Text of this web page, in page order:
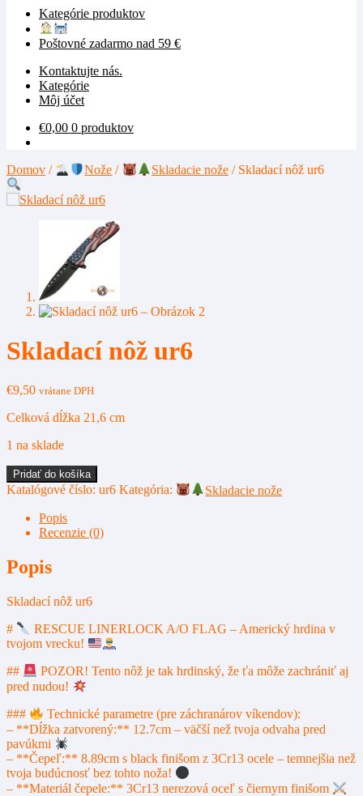
Kategórie produktov
Poštovné zadarmo nad 59 €
Kontaktujte nás.
Kategórie
Môj účet
€0,00 0 produktov
Domov / Nože / Skladacie nože/ Skladací nôž ur6
Skladací nôž ur6
€9,50 vrátane DPH
Celková dĺžka 21,6 cm
1 na sklade
množstvo
Skladací
Pridať do košíka
Katalógové číslo: ur6 Kategória:
Skladacie nože
Popis
Recenzie (0)
Popis
Skladací nôž ur6
#
RESCUE LINERLOCK A/O FLAG – Americký hrdina v
tvojom vrecku!
##
POZOR! Tento nôž je tak hrdinský, že ťa môže zachrániť aj
pred nudou!
###
Technické parametre (pre záchranárov víkendov):
– **Dĺžka zatvorený:** 12.7cm – väčší než tvoja odvaha pred
pavúkmi
– **Čepeľ:** 8.89cm s black finišom z 3Cr13 ocele – temnejšia než
tvoja budúcnosť bez tohto nožа!
– **Materiál čepele:** 3Cr13 nerezová oceľ s čiernym finišom